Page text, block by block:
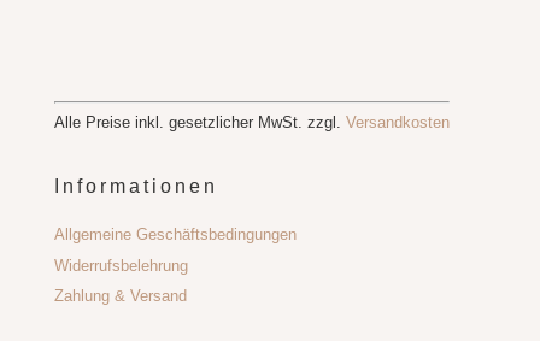
Alle Preise inkl. gesetzlicher MwSt. zzgl. Versandkosten
Informationen
Allgemeine Geschäftsbedingungen
Widerrufsbelehrung
Zahlung & Versand